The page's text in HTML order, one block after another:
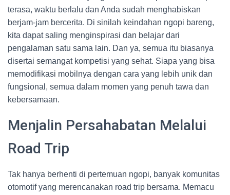
terasa, waktu berlalu dan Anda sudah menghabiskan
berjam-jam bercerita. Di sinilah keindahan ngopi bareng,
kita dapat saling menginspirasi dan belajar dari
pengalaman satu sama lain. Dan ya, semua itu biasanya
disertai semangat kompetisi yang sehat. Siapa yang bisa
memodifikasi mobilnya dengan cara yang lebih unik dan
fungsional, semua dalam momen yang penuh tawa dan
kebersamaan.
Menjalin Persahabatan Melalui
Road Trip
Tak hanya berhenti di pertemuan ngopi, banyak komunitas
otomotif yang merencanakan road trip bersama. Memacu